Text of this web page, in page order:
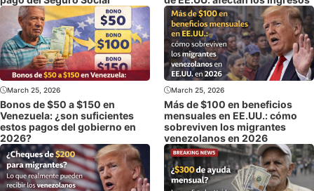
March 25, 2026
Bonos de $50 a $150 en
Venezuela: ¿son suficientes
estos pagos del gobierno en
2026?
March 25, 2026
Más de $100 en beneficios
mensuales en EE.UU.: cómo
sobreviven los migrantes
venezolanos en 2026